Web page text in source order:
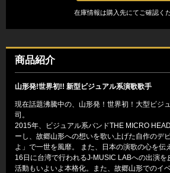
在庫情報は購入先にてご確認く
商品紹介
山形発!世界初!! 新型ビジュアル系演歌歌手
現在話題沸騰中の、山形発！世界初！大型ビジ
司。
2015年、ビジュアル系バンドTHE MICRO
ーし、故郷山形への想いを歌い上げた自作のデ
よ」で一世を風靡。 また、日本の演歌の心を伝
16日に台湾で行われるJ-MUSIC LABへの出演を
活動もいよいよ本格化。また、故郷山形でのイ